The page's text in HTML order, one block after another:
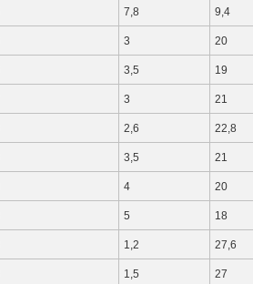
7,8 9,4
3 20
3,5 19
3 21
2,6 22,8
3,5 21
4 20
5 18
1,2 27,6
1,5 27